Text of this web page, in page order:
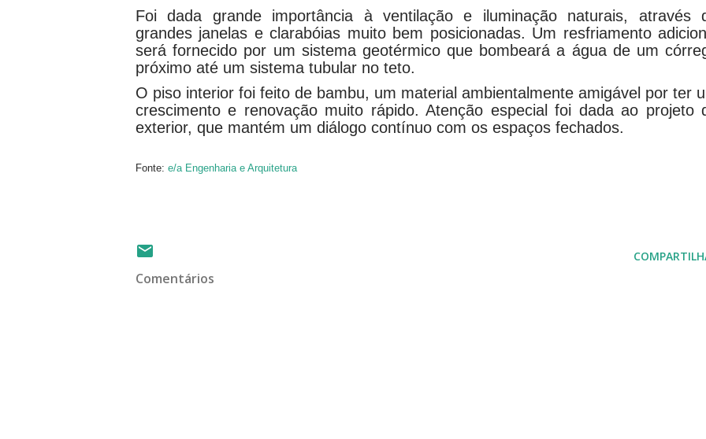
Foi dada grande importância à ventilação e iluminação naturais, através
grandes janelas e clarabóias muito bem posicionadas. Um resfriamento
será fornecido por um sistema geotérmico que bombeará a água de um
próximo até um sistema tubular no teto.
O piso interior foi feito de bambu, um material ambientalmente amigável por ter
crescimento e renovação muito rápido. Atenção especial foi dada ao projeto
exterior, que mantém um diálogo contínuo com os espaços fechados.
Fonte: e/a Engenharia e Arquitetura
Comentários